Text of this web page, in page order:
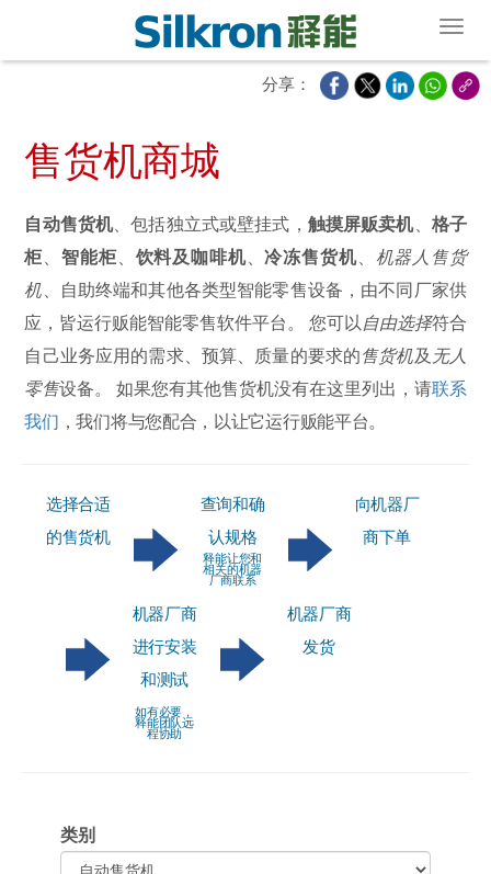
分享：
售货机商城
自动售货机、包括独立式或壁挂式， 触摸屏贩卖机、 格子
柜、智能柜、 饮料及咖啡机、冷冻售货机、 机器人售货
机、自助终端和其他各类型智能零售设备，由不同厂家供
应，皆运行贩能智能零售软件平台。 您可以自由选择符合
自己业务应用的需求、预算、质量的要求的售货机及 无人
零售设备。 如果您有其他售货机没有在这里列出，请联系
我们 ，我们将与您配合，以让它运行贩能平台。
选择合适
的售货机
查询和确
认规格
释能让您和
相关的机器
厂商联系
向机器厂
商下单
机器厂商
进行安装
和测试
如有必要，
释能团队远
程协助
机器厂商
发货
类别